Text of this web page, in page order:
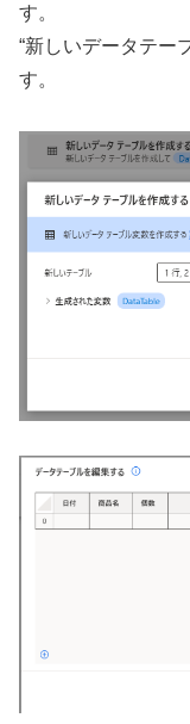
す。
“新しいデータテー
す。